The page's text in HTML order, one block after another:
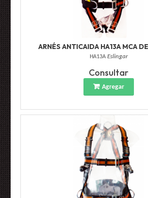
ARNÉS ANTICAIDA HA13A MCA
HA13A Eslingar
Consultar
Agregar